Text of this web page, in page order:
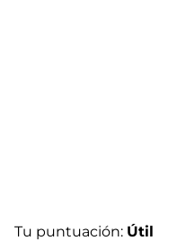
Tu puntuación: Útil